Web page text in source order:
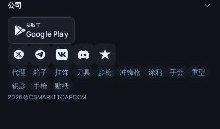
公司
获取于
Google Play
代理 箱子 挂饰 刀具 步枪 冲锋枪 涂鸦 手套
重型
钥匙
手枪 贴纸
2026 © CSMARKETCAP.COM